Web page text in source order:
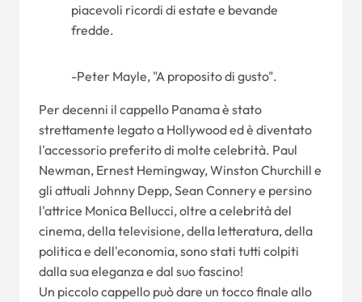
piacevoli ricordi di estate e bevande
fredde.
-Peter Mayle, "A proposito di gusto".
Per decenni il cappello Panama è stato
strettamente legato a Hollywood ed è diventato
l'accessorio preferito di molte celebrità. Paul
Newman, Ernest Hemingway, Winston Churchill e
gli attuali Johnny Depp, Sean Connery e persino
l'attrice Monica Bellucci, oltre a celebrità del
cinema, della televisione, della letteratura, della
politica e dell'economia, sono stati tutti colpiti
dalla sua eleganza e dal suo fascino!
Un piccolo cappello può dare un tocco finale allo